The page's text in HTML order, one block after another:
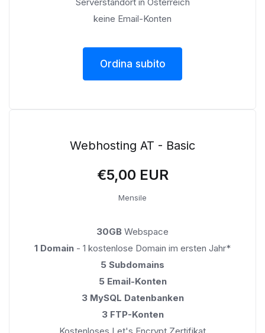
keine Email-Konten
Ordina subito
Webhosting AT - Basic
€5,00 EUR
Mensile
30GB Webspace
1 Domain - 1 kostenlose Domain im ersten Jahr*
5 Subdomains
5 Email-Konten
3 MySQL Datenbanken
3 FTP-Konten